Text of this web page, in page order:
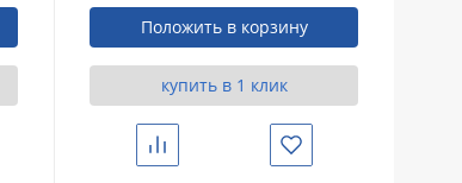
Положить в корзину
купить в 1 клик
Сравнить Избранное